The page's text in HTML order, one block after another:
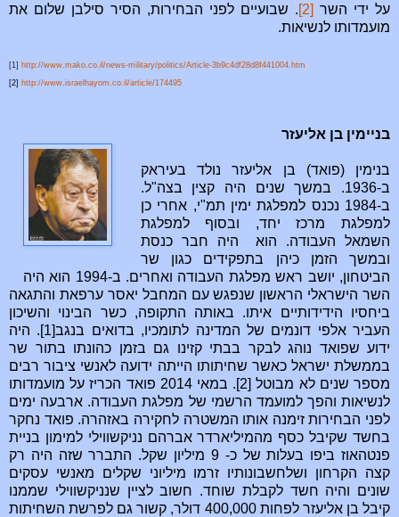
על ידי השר [2]
. שבועיים לפני הבחירות, הסיר סילבן שלום את
מועמדותו לנשיאות.
[1] http://www.mako.co.il/news-military/politics/Article-3b9c4df28d8f441004.htm
[2] http://www.israelhayom.co.il/article/174495
בניימין בן אליעזר
בנימין (פואד) בן אליעזר נולד בעיראק
ב-1936. במשך שנים היה קצין בצה"ל.
ב-1984 נכנס למפלגת ימין תמ"י, אחרי כן
למפלגת מרכז יחד, ובסוף למפלגת
השמאל העבודה. הוא היה חבר כנסת
ובמשך הזמן כיהן בתפקידים כגון שר
הביטחון, יושב ראש מפלגת העבודה ואחרים. ב-1994 הוא היה
השר הישראלי הראשון שנפגש עם המחבל יאסר ערפאת והתגאה
ביחסיו הידידותיים איתו. באותה התקופה, כשר הבינוי והשיכון
העביר אלפי דונמים של המדינה לתומכיו, בדואים בנגב[1]. היה
ידוע שפואד נוהג לבקר בבתי קזינו גם בזמן כהונתו בתור שר
בממשלת ישראל כאשר שחיתותו הייתה ידועה לאנשי ציבור רבים
מספר שנים לא מבוטל [2]. במאי 2014 פואד הכריז על מועמדותו
לנשיאות והפך למועמד הרשמי של מפלגת העבודה.‏ ארבעה ימים
לפני הבחירות זימנה אותו המשטרה לחקירה באזהרה. פואד נחקר
בחשד שקיבל כסף מהמיליארדר אברהם נניקשווילי למימון בניית
פנטהאוז ביפו בעלות של כ- 9 מיליון שקל. התברר שזה היה רק
קצה הקרחון ושלחשבונותיו זרמו מיליוני שקלים מאנשי עסקים
שונים והיה חשד לקבלת שוחד. חשוב לציין שנניקשווילי שממנו
קיבל בן אליעזר לפחות 400,000 דולר, קשור גם לפרשת השחיתות